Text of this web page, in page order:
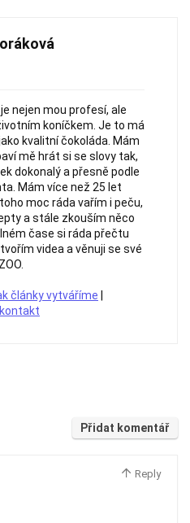
nejen mou profesí, ale
koníčkem. Je to má
kvalitní čokoláda. Mám
mě hrát si se slovy tak,
dokonalý a přesně podle
Mám více než 25 let
moc ráda vařím i peču,
a stále zkouším něco
čase si ráda přečtu
videa a věnuji se své
články vytváříme
Přidat komentář
Reply